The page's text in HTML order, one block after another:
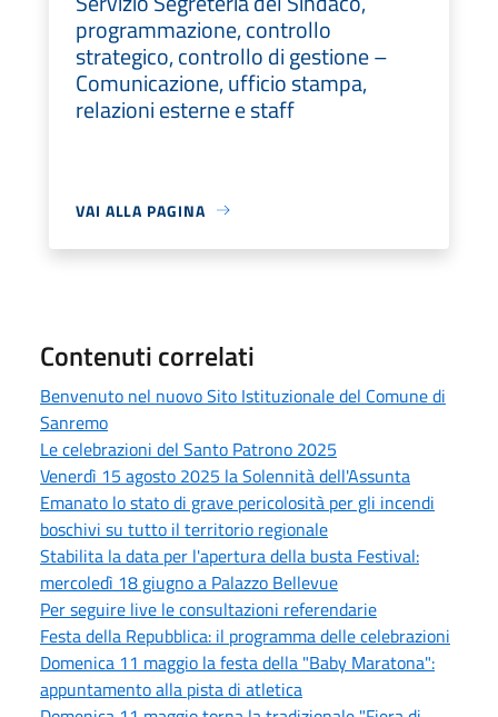
programmazione, controllo
strategico, controllo di gestione –
Comunicazione, ufficio stampa,
relazioni esterne e staff
VAI ALLA PAGINA
Contenuti correlati
Benvenuto nel nuovo Sito Istituzionale del Comune di
Sanremo
Le celebrazioni del Santo Patrono 2025
Venerdì 15 agosto 2025 la Solennità dell'Assunta
Emanato lo stato di grave pericolosità per gli incendi
boschivi su tutto il territorio regionale
Stabilita la data per l'apertura della busta Festival:
mercoledì 18 giugno a Palazzo Bellevue
Per seguire live le consultazioni referendarie
Festa della Repubblica: il programma delle celebrazioni
Domenica 11 maggio la festa della "Baby Maratona":
appuntamento alla pista di atletica